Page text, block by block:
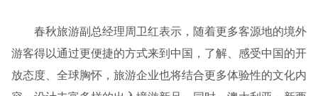
春秋旅游副总经理周卫红表示，随着更多客源地的境外
游客得以通过更便捷的方式来到中国，了解、感受中国的开
放态度、全球胸怀，旅游企业也将结合更多体验性的文化内